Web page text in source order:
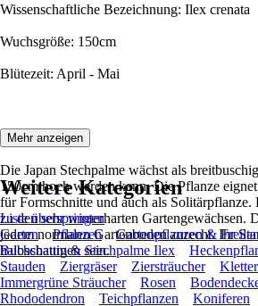
Wissenschaftliche Bezeichnung: Ilex crenata
Wuchsgröße: 150cm
Blütezeit: April - Mai
Beschreibung:
Die Japan Stechpalme wächst als
150cm hoch werden kann. Die Pflanze
für Formschnitte und auch als Solitärpflanze.
zu den sehr winterharten Gartengewächsen.
jedem normalen Gartenboden zurecht. Ihr
halbschattigen sein.
Mehr anzeigen
Weitere Kategorien
Liste überspringen
Garten
Pflanzen
Gartenpflanzen &
Buchsbaum & Stechpalme Ilex
Stauden
Ziergräser Ziersträucher
Immergrüne Sträucher
Rosen
Rhododendron
Teichpflanzen Koniferen